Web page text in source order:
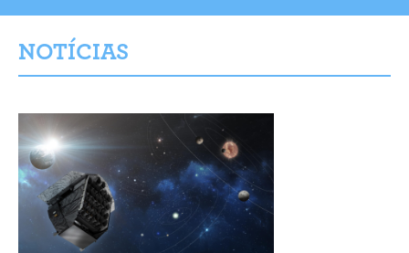
NOTÍCIAS